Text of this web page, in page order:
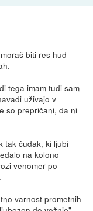
biti res hud
tega imam tudi sam
uživajo v
so prepričani, da ni
tak čudak, ki ljubi
na kolono
venomer po
varnost prometnih